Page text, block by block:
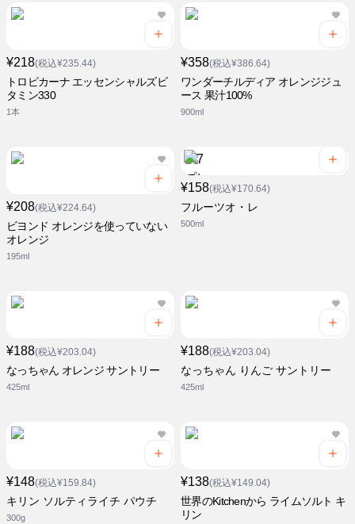
¥218(税込¥235.44)
トロピカーナ エッセンシャルズビ
タミン330
1本
¥358(税込¥386.64)
ワンダーチルディア オレンジジュ
ース 果汁100%
900ml
¥208(税込¥224.64)
ビヨンド オレンジを使っていない
オレンジ
195ml
¥158(税込¥170.64)
フルーツオ・レ
500ml
¥188(税込¥203.04)
なっちゃん オレンジ サントリー
425ml
¥188(税込¥203.04)
なっちゃん りんご サントリー
425ml
¥148(税込¥159.84)
キリン ソルティライチ パウチ
300g
¥138(税込¥149.04)
世界のKitchenから ライムソルト キ
リン